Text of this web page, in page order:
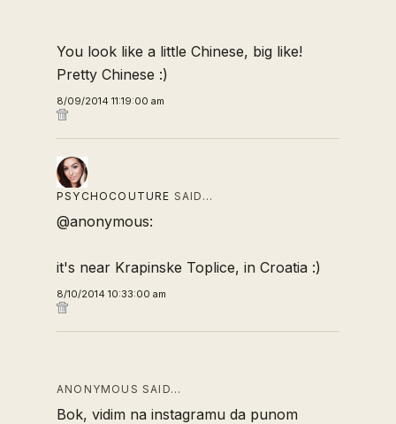
You look like a little Chinese, big like!
Pretty Chinese :)
8/09/2014 11:19:00 am
PSYCHOCOUTURE SAID…
@anonymous:
it's near Krapinske Toplice, in Croatia :)
8/10/2014 10:33:00 am
ANONYMOUS SAID…
Bok, vidim na instagramu da punom